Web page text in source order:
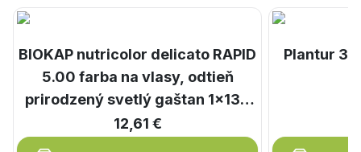
BIOKAP nutricolor delicato RAPID
5.00 farba na vlasy, odtieň
prirodzený svetlý gaštan 1x135
ml
12,61 €
Plantur